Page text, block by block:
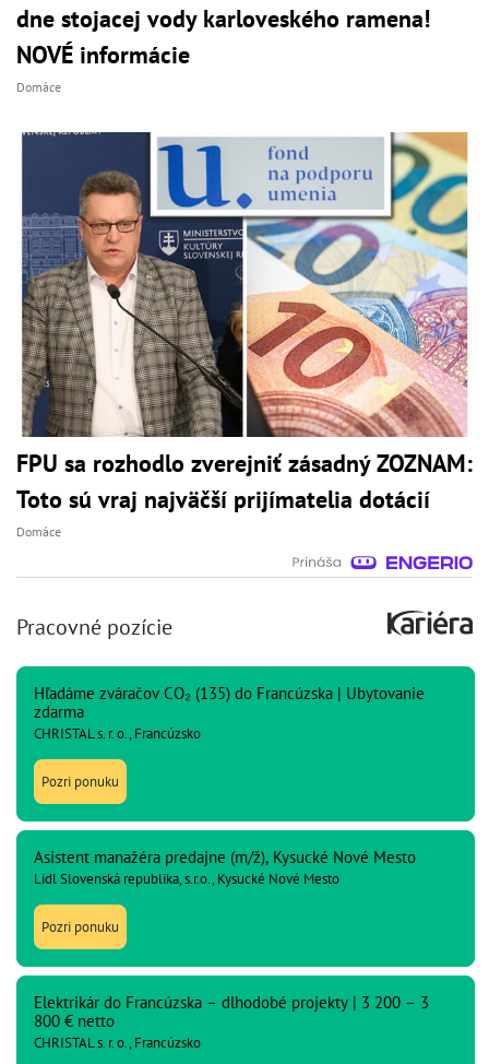
dne stojacej vody karloveského ramena!
NOVÉ informácie
Domáce
FPU sa rozhodlo zverejniť zásadný ZOZNAM:
Toto sú vraj najväčší prijímatelia dotácií
Domáce
Pracovné pozície
Hľadáme zváračov CO₂ (135) do Francúzska | Ubytovanie
zdarma
CHRISTAL s. r. o., Francúzsko
Pozri ponuku
Asistent manažéra predajne (m/ž), Kysucké Nové Mesto
Lidl Slovenská republika, s.r.o., Kysucké Nové Mesto
Pozri ponuku
Elektrikár do Francúzska – dlhodobé projekty | 3 200 – 3
800 € netto
CHRISTAL s. r. o., Francúzsko